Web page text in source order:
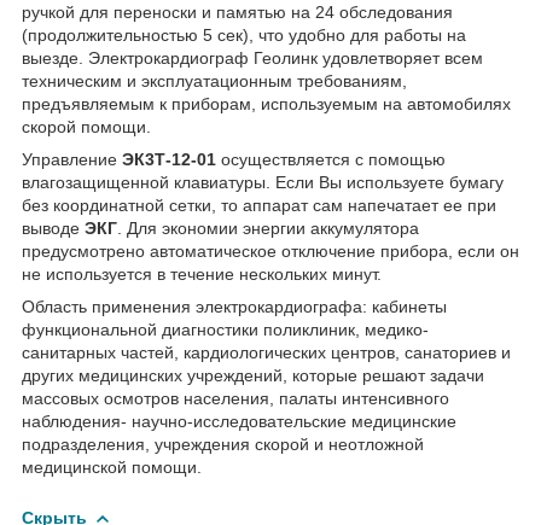
ручкой для переноски и памятью на 24 обследования
(продолжительностью 5 сек), что удобно для работы на
выезде. Электрокардиограф Геолинк удовлетворяет всем
техническим и эксплуатационным требованиям,
предъявляемым к приборам, используемым на автомобилях
скорой помощи.
Управление ЭК3Т-12-01 осуществляется с помощью
влагозащищенной клавиатуры. Если Вы используете бумагу
без координатной сетки, то аппарат сам напечатает ее при
выводе ЭКГ . Для экономии энергии аккумулятора
предусмотрено автоматическое отключение прибора, если он
не используется в течение нескольких минут.
Область применения электрокардиографа: кабинеты
функциональной диагностики поликлиник, медико-
санитарных частей, кардиологических центров, санаториев и
других медицинских учреждений, которые решают задачи
массовых осмотров населения, палаты интенсивного
наблюдения- научно-исследовательские медицинские
подразделения, учреждения скорой и неотложной
медицинской помощи.
Скрыть